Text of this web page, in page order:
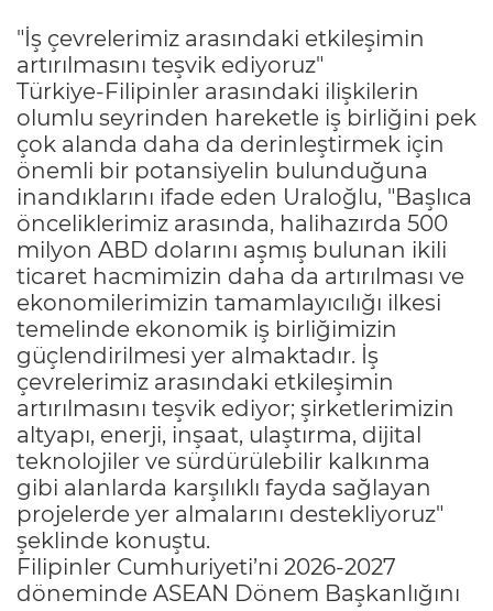
"İş çevrelerimiz arasındaki etkileşimin
artırılmasını teşvik ediyoruz"
Türkiye-Filipinler arasındaki ilişkilerin
olumlu seyrinden hareketle iş birliğini pek
çok alanda daha da derinleştirmek için
önemli bir potansiyelin bulunduğuna
inandıklarını ifade eden Uraloğlu, "Başlıca
önceliklerimiz arasında, halihazırda 500
milyon ABD dolarını aşmış bulunan ikili
ticaret hacmimizin daha da artırılması ve
ekonomilerimizin tamamlayıcılığı ilkesi
temelinde ekonomik iş birliğimizin
güçlendirilmesi yer almaktadır. İş
çevrelerimiz arasındaki etkileşimin
artırılmasını teşvik ediyor; şirketlerimizin
altyapı, enerji, inşaat, ulaştırma, dijital
teknolojiler ve sürdürülebilir kalkınma
gibi alanlarda karşılıklı fayda sağlayan
projelerde yer almalarını destekliyoruz"
şeklinde konuştu.
Filipinler Cumhuriyeti’ni 2026-2027
döneminde ASEAN Dönem Başkanlığını